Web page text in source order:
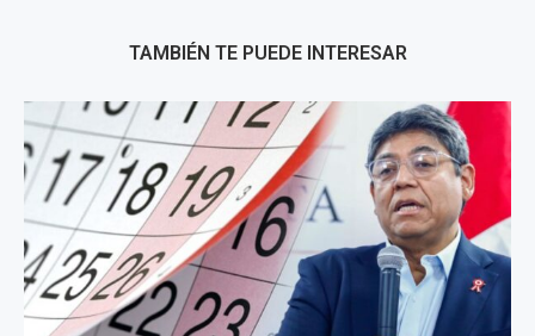
TAMBIÉN TE PUEDE INTERESAR